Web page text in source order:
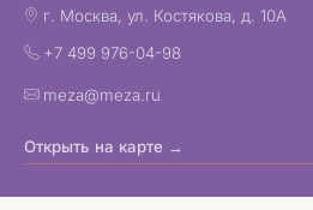
г. Москва, ул. Костякова, д. 10А
+7 499 976-04-98
meza@meza.ru
Открыть на карте →